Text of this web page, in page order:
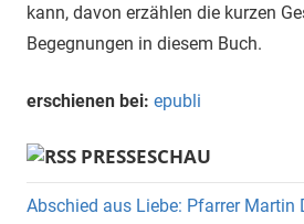
kann, davon erzählen die kurzen
Begegnungen in diesem Buch.
erschienen bei: epubli
PRESSESCHAU
Abschied aus Liebe: Pfarrer Martin